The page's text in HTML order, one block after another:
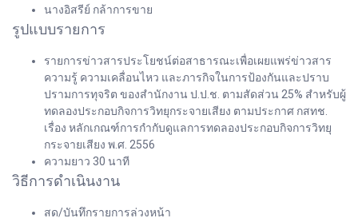
นางอิสรีย์ กล้าการขาย
รูปแบบรายการ
รายการข่าวสารประโยชน์ต่อสาธารณะเพื่อเผยแพร่ข่าวสาร
ความรู้ ความเคลื่อนไหว และภารกิจในการป้องกันและปราบ
ปรามการทุจริต ของสำนักงาน ป.ป.ช. ตามสัดส่วน 25% สำหรับผู้
ทดลองประกอบกิจการวิทยุกระจายเสียง ตามประกาศ กสทช.
เรื่อง หลักเกณฑ์การกำกับดูแลการทดลองประกอบกิจการวิทยุ
กระจายเสียง พ.ศ. 2556
ความยาว 30 นาที
วิธีการดำเนินงาน
สด/บันทึกรายการล่วงหน้า